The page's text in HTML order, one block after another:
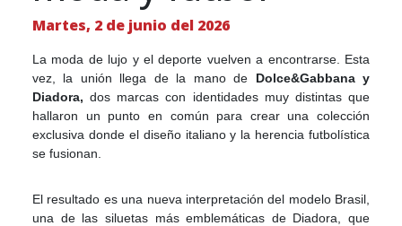
Martes, 2 de junio del 2026
La moda de lujo y el deporte vuelven a encontrarse. Esta
vez, la unión llega de la mano de Dolce&Gabbana y
Diadora, dos marcas con identidades muy distintas que
hallaron un punto en común para crear una colección
exclusiva donde el diseño italiano y la herencia futbolística
se fusionan.
El resultado es una nueva interpretación del modelo Brasil,
una de las siluetas más emblemáticas de Diadora, que